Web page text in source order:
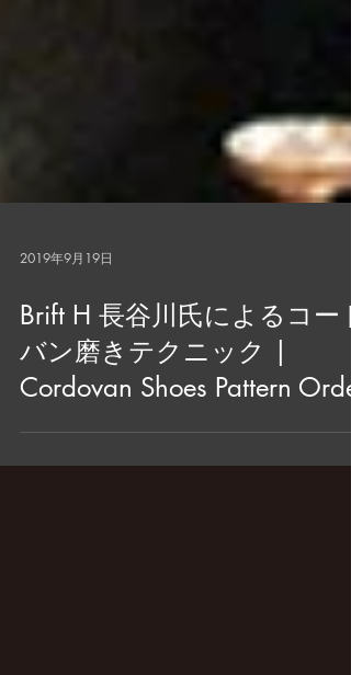
2019年9月19日
Brift H 長谷川氏によるコード
バン磨きテクニック |
Cordovan Shoes Pattern Order